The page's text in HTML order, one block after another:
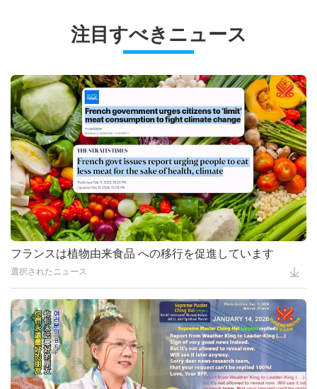
もっと観る
14:23
15:02
大気汚染ー憂慮すべき健康被害 全
２回の後編
ヘルシーライフ
21:38
Climate Change and the
Increasing Frequency of World
Disasters Part 1 of 3
プラネットアース：愛のわが家
16:55
Water: A Precious Resource for
Life on Earth, Part 1 of 2
プラネットアース：愛のわが家
政府は経営者の移行を支援すべき-
動物の世界：私達の仲間
14:04
to Travel, Part 3 of 3
プラネットアース：愛のわが家
1:02
菜食は慈悲深く優しいので皆さんに
幸福の
スプリームマスター チンハイの言葉
22:07
Keeping Faith and Hope During
芸術と霊性
ベジになって エコを実践 地球を救
おう全3回の３回
21:30
香り高いフィリピンのクリスマスの
ご馳走 後編ーカラフルなビーガン
アロス・バレンシアーナ
ビーガン料理番組
13:20
ウズベキスタン料理の味 前編―ビ
ーガンピラフと ビーガンパティ
ビーガン料理番組
Smoky Tempeh Bacon
便利なヒント
23:07
ビーガン料理と芸術を組み合わせ
る：ハイキングの為の韓国のフュー
ジョン料理 前編
還
地球に関する古代の預言シリーズ
26:30
予言 パート３２９ー救世主と共に
真の愛に目覚め 災難を消し去る
地球に関する古代の預言シリーズ
28:26
地球に関する古代の預言シリーズ：
黄金時代の予言パート２２３― 道
(タオ)の大聖人マスター老子(ビーガ
ン)の再来についての予言
地球に関する古代の預言シリーズ
20:43
地球に関する古代の預言シリーズ：
黄金時代の予言パート１７７―終末
時の救世主に関する イスラム教の
預言
地球に関する古代の預言シリーズ
注目すべきニュース
フランスは植物由来食品 への移行を促進しています
選択されたニュース